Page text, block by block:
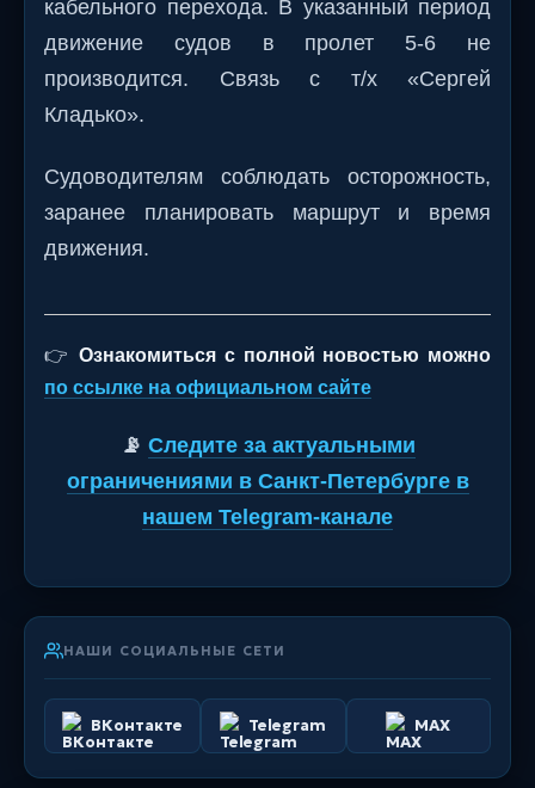
кабельного перехода. В указанный период
движение судов в пролет 5-6 не
производится. Связь с т/х «Сергей
Кладько».
Судоводителям соблюдать осторожность,
заранее планировать маршрут и время
движения.
👉Ознакомиться с полной новостью можно
по ссылке на официальном сайте
📡 Следите за актуальными
ограничениями в Санкт-Петербурге в
нашем Telegram-канале
НАШИ СОЦИАЛЬНЫЕ СЕТИ
ВКонтакте Telegram MAX